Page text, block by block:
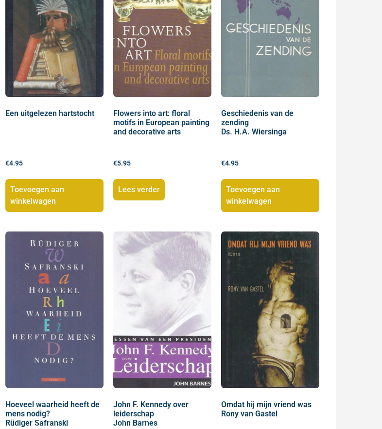
Een uitgelezen hartstocht
€4.95
Toevoegen aan
winkelwagen
Flowers into art: floral
motifs in European painting
and decorative arts
€5.95
Lees verder
Geschiedenis van de
zending
Ds. H.A. Wiersinga
€4.95
Toevoegen aan
winkelwagen
Hoeveel waarheid heeft de
mens nodig?
Rüdiger Safranski
John F. Kennedy over
leiderschap
John Barnes
Omdat hij mijn vriend was
Rony van Gastel